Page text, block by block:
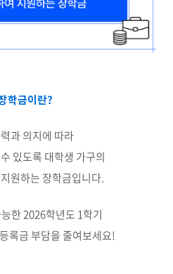
학금이란?
과 의지에 따라
있도록 대학생 가구의
원하는 장학금입니다.
한 2026학년도 1학기
록금 부담을 줄여보세요!